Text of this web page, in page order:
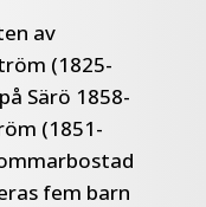
av
(1825-
Särö 1858-
(1851-
fem barn